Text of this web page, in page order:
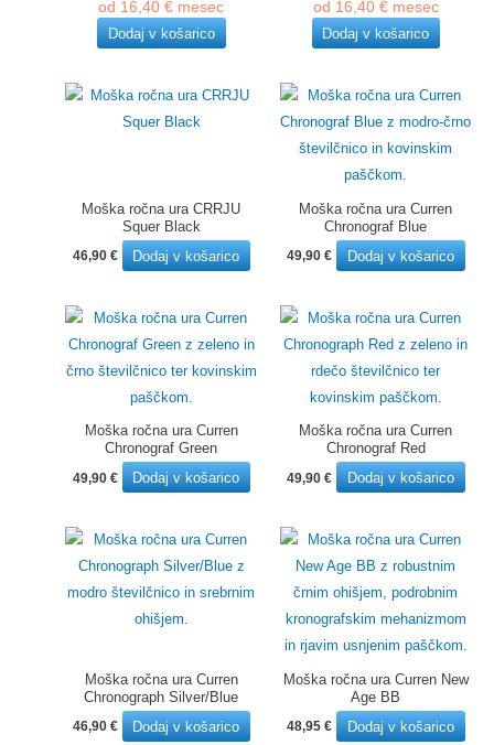
je
bila:
99,00 €.
je:
89,00 €.
od 16,40€ mesec
Dodaj v košarico
je
bila:
99,00 €.
je:
89,00 €.
od 16,40 €mesec
Dodaj v košarico
Moška ročna ura CRRJU
Squer Black
46,90 € Dodaj v košarico
Moška ročna ura Curren
Chronograf Blue
49,90 € Dodaj v košarico
Moška ročna ura Curren
Chronograf Green
49,90 € Dodaj v košarico
Moška ročna ura Curren
Chronograf Red
49,90 € Dodaj v košarico
Moška ročna ura Curren
Chronograph Silver/Blue
46,90 € Dodaj v košarico
Moška ročna ura Curren New
Age BB
48,95 € Dodaj v košarico